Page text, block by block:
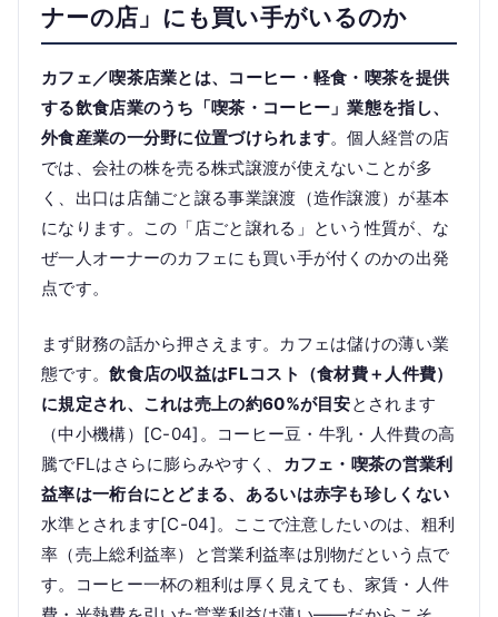
ナーの店」にも買い手がいるのか
カフェ／喫茶店業とは、コーヒー・軽食・喫茶を提供
する飲食店業のうち「喫茶・コーヒー」業態を指し、
外食産業の一分野に位置づけられます。個人経営の店
では、会社の株を売る株式譲渡が使えないことが多
く、出口は店舗ごと譲る事業譲渡（造作譲渡）が基本
になります。この「店ごと譲れる」という性質が、な
ぜ一人オーナーのカフェにも買い手が付くのかの出発
点です。
まず財務の話から押さえます。カフェは儲けの薄い業
態です。飲食店の収益はFLコスト（食材費＋人件費）
に規定され、これは売上の約60%が目安とされます
（中小機構）[C-04]。コーヒー豆・牛乳・人件費の高
騰でFLはさらに膨らみやすく、
カフェ・喫茶の営業利
益率は一桁台にとどまる、あるいは赤字も珍しくない
水準とされます[C-04]。ここで注意したいのは、粗利
率（売上総利益率）と営業利益率は別物だという点で
す。コーヒー一杯の粗利は厚く見えても、家賃・人件